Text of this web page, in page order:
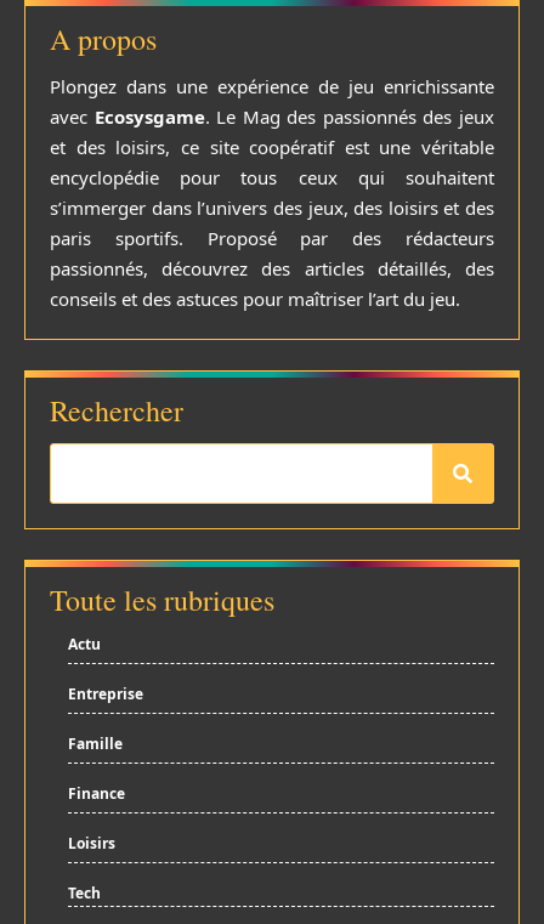
A propos
Plongez dans une expérience de jeu enrichissante
avec Ecosysgame. Le Mag des passionnés des jeux
et des loisirs, ce site coopératif est une véritable
encyclopédie pour tous ceux qui souhaitent
s’immerger dans l’univers des jeux, des loisirs et des
paris sportifs. Proposé par des rédacteurs
passionnés, découvrez des articles détaillés, des
conseils et des astuces pour maîtriser l’art du jeu.
Rechercher
Toute les rubriques
Actu
Entreprise
Famille
Finance
Loisirs
Tech